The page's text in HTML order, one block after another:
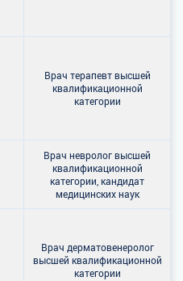
Врач терапевт высшей
квалификационной
категории
Врач невролог высшей
квалификационной
категории, кандидат
медицинских наук
Врач дерматовенеролог
высшей квалификационной
категории